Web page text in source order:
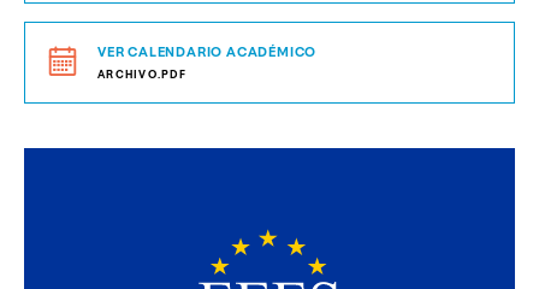
VER CALENDARIO ACADÉMICO
ARCHIVO.PDF